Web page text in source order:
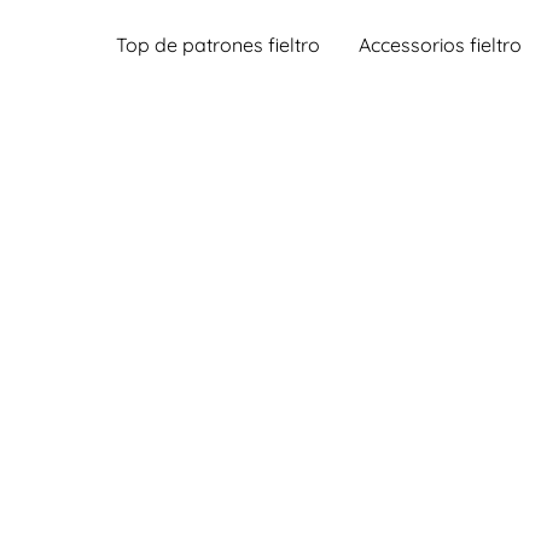
Top de patrones fieltro Accessorios fieltro